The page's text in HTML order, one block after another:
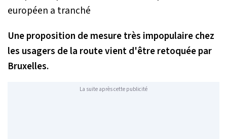
Une proposition de mesure très impopulaire chez
les usagers de la route vient d'être retoquée par
Bruxelles.
La suite après cette publicité